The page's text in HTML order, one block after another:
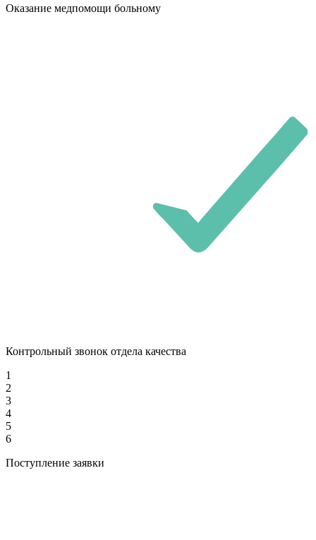
Оказание медпомощи больному
Контрольный звонок отдела качества
1
2
3
4
5
6
Поступление заявки